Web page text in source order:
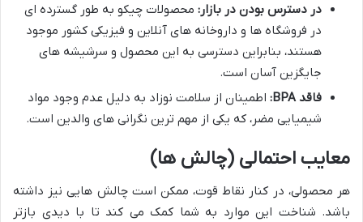
در دسترس بودن در بازار: محصولات چیکو به طور گسترده ای
در فروشگاه ها و داروخانه های آنلاین و فیزیکی کشور موجود
هستند، بنابراین دسترسی به این محصول و سرشیشه های
جایگزین آسان است.
فاقد BPA:
اطمینان از سلامت نوزاد به دلیل عدم وجود مواد
شیمیایی مضر، که یکی از مهم ترین نگرانی های والدین است.
معایب احتمالی (چالش ها)
هر محصولی، در کنار نقاط قوت، ممکن است چالش هایی نیز داشته
باشد. شناخت این موارد به شما کمک می کند تا با دیدی بازتر